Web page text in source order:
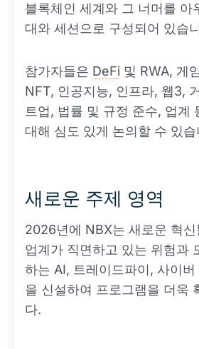
블록체인 세계와 그 너머를 아
대와 세션으로 구성되어 있습
참가자들은 DeFi 및 RWA, 게
NFT, 인공지능, 인프라, 웹3,
트업, 법률 및 규정 준수, 업계
대해 심도 있게 논의할 수 있습
새로운 주제 영역
2026년에 NBX는 새로운 혁
업계가 직면하고 있는 위험과
하는 AI, 트레이드파이, 사이버
을 신설하여 프로그램을 더욱
다.